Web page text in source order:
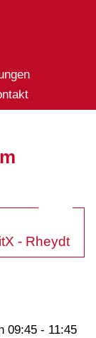
- Rheydt
09:45 - 11:45